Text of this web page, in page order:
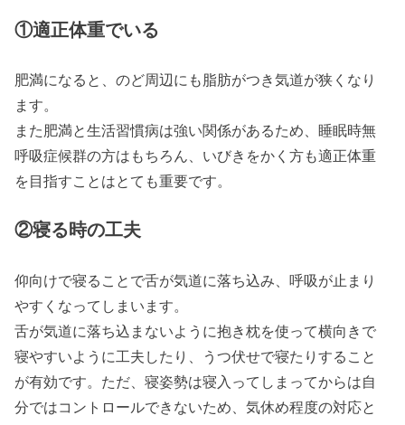
①適正体重でいる
肥満になると、のど周辺にも脂肪がつき気道が狭くなり
ます。
また肥満と生活習慣病は強い関係があるため、睡眠時無
呼吸症候群の方はもちろん、いびきをかく方も適正体重
を目指すことはとても重要です。
②寝る時の工夫
仰向けで寝ることで舌が気道に落ち込み、呼吸が止まり
やすくなってしまいます。
舌が気道に落ち込まないように抱き枕を使って横向きで
寝やすいように工夫したり、うつ伏せで寝たりすること
が有効です。ただ、寝姿勢は寝入ってしまってからは自
分ではコントロールできないため、気休め程度の対応と